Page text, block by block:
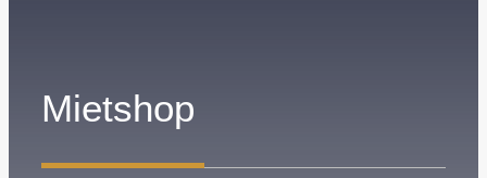
Mietshop